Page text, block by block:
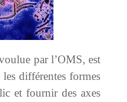
par l’OMS, est
différentes formes
et fournir des axes